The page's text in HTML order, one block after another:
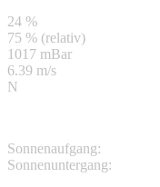
24 %
75 % (relativ)
1017 mBar
6.39 m/s
N
Sonnenaufgang:
Sonnenuntergang: